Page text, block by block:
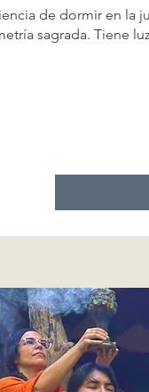
de dormir en la
sagrada. Tiene